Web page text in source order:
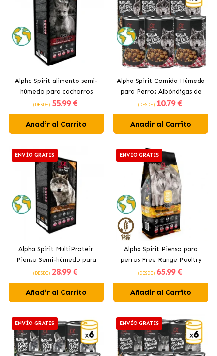
Alpha Spirit alimento semi-
húmedo para cachorros
(DESDE) 55.99 €
Añadir al Carrito
Alpha Spirit Comida Húmeda
para Perros Albóndigas de
Venado
(DESDE) 10.79 €
Añadir al Carrito
ENVÍO GRATIS
Alpha Spirit MultiProtein
Pienso Semi-húmedo para
Perros
(DESDE) 28.99 €
Añadir al Carrito
ENVÍO GRATIS
Alpha Spirit Pienso para
perros Free Range Poultry
con Aves de corral
(DESDE) 65.99 €
Añadir al Carrito
ENVÍO GRATIS ENVÍO GRATIS